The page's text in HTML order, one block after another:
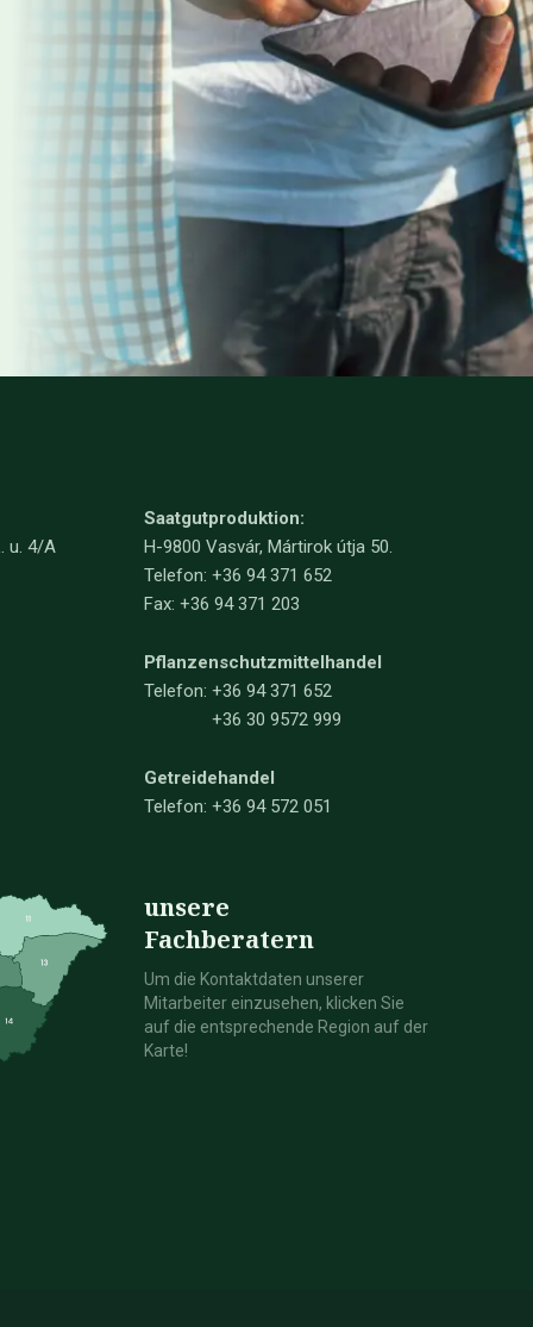
u. 4/A
Saatgutproduktion:
H-9800 Vasvár, Mártirok útja 50.
Telefon: +36 94 371 652
Fax: +36 94 371 203
Pflanzenschutzmittelhandel
Telefon: +36 94 371 652
+36 30 9572 999
Getreidehandel
Telefon: +36 94 572 051
unsere
Fachberatern
Um die Kontaktdaten unserer
Mitarbeiter einzusehen, klicken Sie
auf die entsprechende Region auf der
Karte!